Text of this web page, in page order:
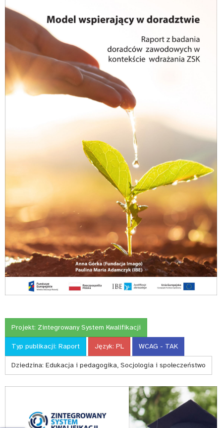
Projekt: Zintegrowany System Kwalifikacji
Typ publikacji: Raport Język: PL WCAG - TAK
Dziedzina: Edukacja i pedagogika, Socjologia i społeczeństwo